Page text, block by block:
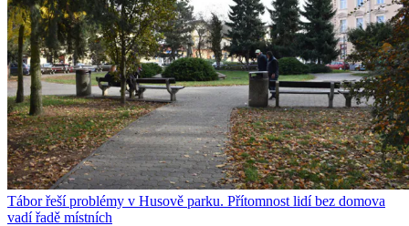
Tábor řeší problémy v Husově parku. Přítomnost lidí bez domova
vadí řadě místních